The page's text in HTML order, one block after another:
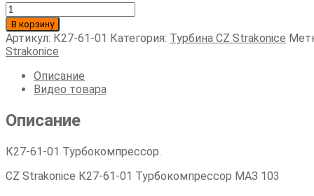
Количество
товара
К27-
61-
01
Турбокомпрессор
В корзину
Артикул: К27-61-01 Категория: Турбина CZ Strakonice
Strakonice
Описание
Видео товара
Описание
К27-61-01 Турбокомпрессор.
CZ Strakonice К27-61-01 Турбокомпрессор МАЗ 103